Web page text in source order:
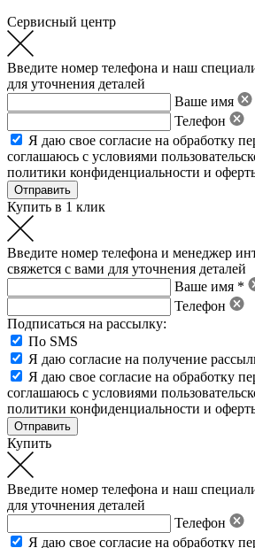
Сервисный центр
Введите номер телефона и наш
для уточнения деталей
Ваше имя
Телефон
Я даю свое согласие на обработку
соглашаюсь с условиями
политики конфиденциальности и
Купить в 1 клик
Введите номер телефона и менеджер
свяжется с вами для уточнения деталей
Ваше имя *
Телефон
Подписаться на рассылку:
По SMS
Я даю согласие на получение
Я даю свое согласие на обработку
соглашаюсь с условиями
политики конфиденциальности и
Купить
Введите номер телефона и наш
для уточнения деталей
Телефон
Я даю свое согласие на обработку